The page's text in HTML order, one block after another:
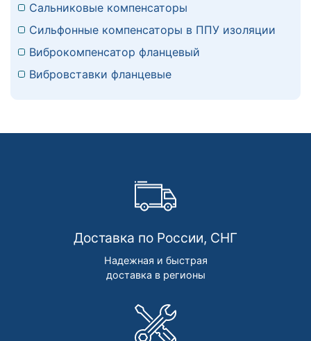
Сальниковые компенсаторы
Сильфонные компенсаторы в ППУ изоляции
Виброкомпенсатор фланцевый
Вибровставки фланцевые
Доставка по России, СНГ
Надежная и быстрая
доставка в регионы